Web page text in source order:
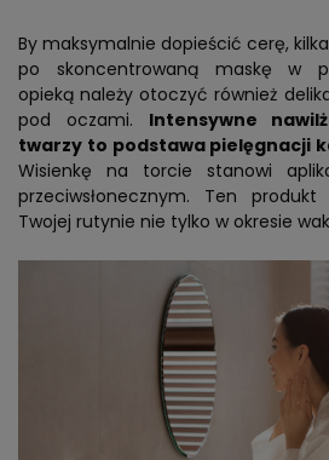
By maksymalnie dopieścić cerę,
po skoncentrowaną maskę w
opieką należy otoczyć również
pod oczami. Intensywne
twarzy to podstawa pielęgnacji
Wisienkę na torcie stanowi
przeciwsłonecznym. Ten
Twojej rutynie nie tylko w okresie